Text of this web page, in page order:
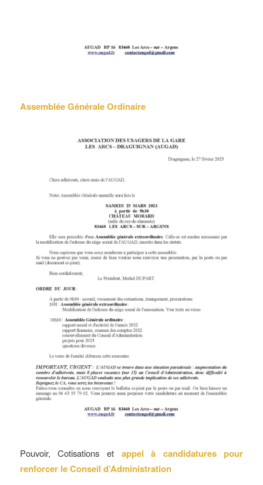
Assemblée Générale Ordinaire
Pouvoir, Cotisations et appel à candidatures pour
renforcer le Conseil d’Administration